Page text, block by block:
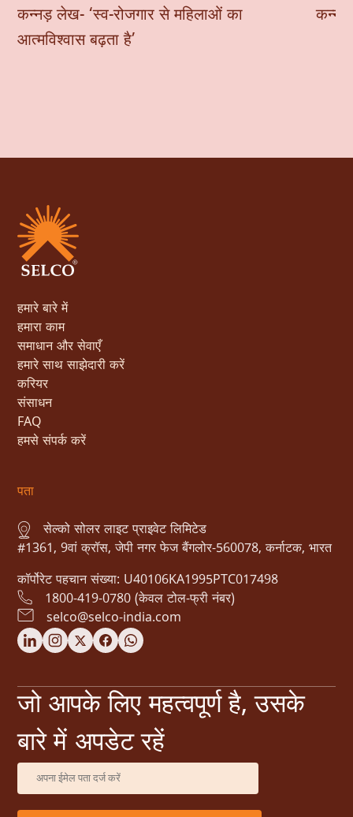
कन्नड़ लेख- ‘स्व-रोजगार से महिलाओं का
आत्मविश्वास बढ़ता है’
कन्नड़
हमारे बारे में
हमारा काम
समाधान और सेवाएँ
हमारे साथ साझेदारी करें
करियर
संसाधन
FAQ
हमसे संपर्क करें
पता
सेल्को सोलर लाइट प्राइवेट लिमिटेड
#1361, 9वां क्रॉस, जेपी नगर फेज बैंगलोर-560078, कर्नाटक, भारत
कॉर्पोरेट पहचान संख्या: U40106KA1995PTC017498
1800-419-0780 (केवल टोल-फ्री नंबर)
selco@selco-india.com
जो आपके लिए महत्वपूर्ण है, उसके
बारे में अपडेट रहें